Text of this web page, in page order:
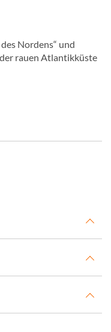
Nordens“ und
rauen Atlantikküste